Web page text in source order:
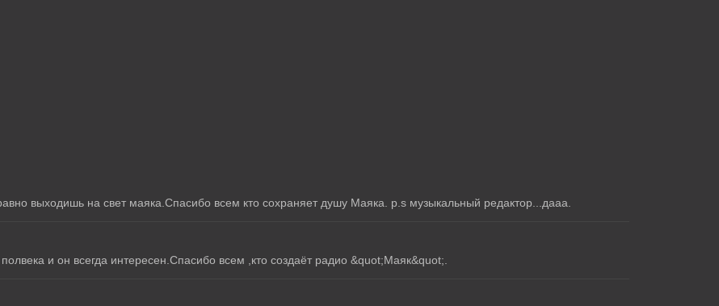
выходишь на свет маяка.Спасибо всем кто сохраняет душу Маяка. p.s музыкальный редактор...дааа.
и он всегда интересен.Спасибо всем ,кто создаёт радио &quot;Маяк&quot;.